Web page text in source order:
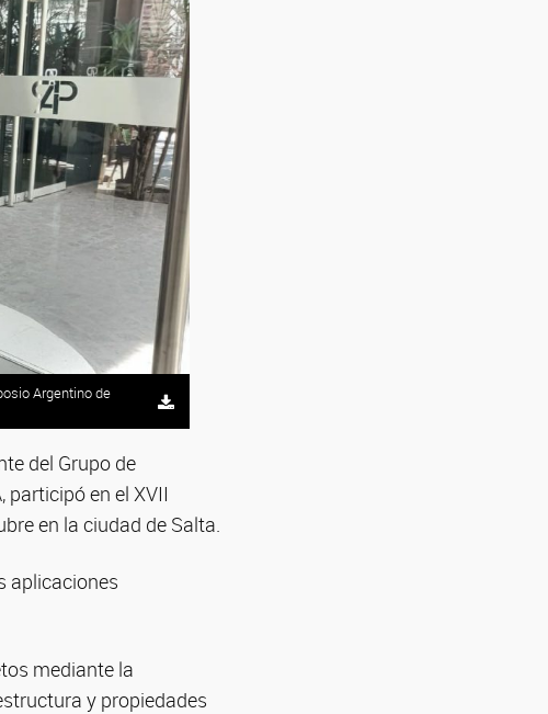
Argentino de
del Grupo de
participó en el XVII
en la ciudad de Salta.
aplicaciones
mediante la
y propiedades